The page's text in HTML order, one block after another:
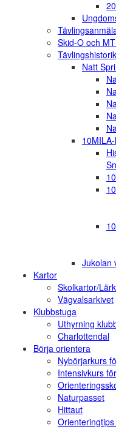
Skid-O och
Tävlingshistorik
Natt
Jukolan
Kartor
Skolkartor/
Vägvalsarkivet
Klubbstuga
Uthyrning
Charlottendal
Börja orientera
Nybörjarkurs
Intensivkurs
Naturpasset
Hittaut